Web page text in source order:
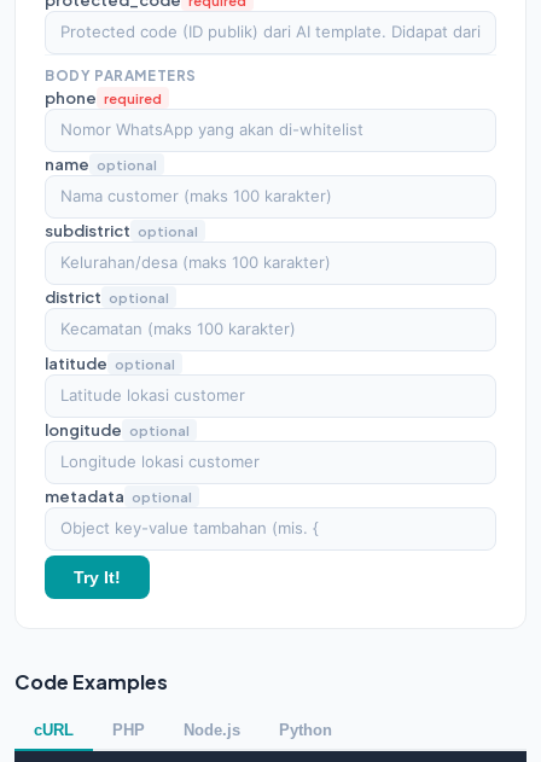
BODY PARAMETERS
phone required
name optional
subdistrict optional
district optional
latitude optional
longitude optional
metadata optional
Try It!
Code Examples
cURL PHP Node.js Python